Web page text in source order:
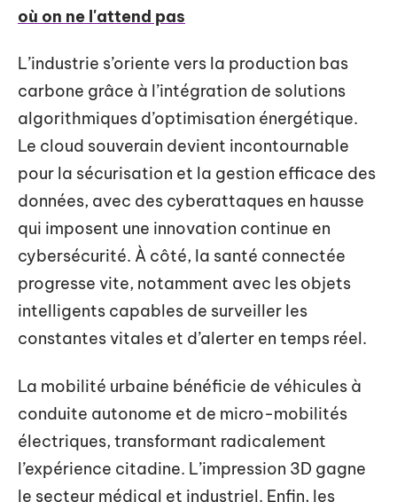
où on ne l'attend pas
L’industrie s’oriente vers la production bas
carbone grâce à l’intégration de solutions
algorithmiques d’optimisation énergétique.
Le cloud souverain devient incontournable
pour la sécurisation et la gestion efficace des
données, avec des cyberattaques en hausse
qui imposent une innovation continue en
cybersécurité. À côté, la santé connectée
progresse vite, notamment avec les objets
intelligents capables de surveiller les
constantes vitales et d’alerter en temps réel.
La mobilité urbaine bénéficie de véhicules à
conduite autonome et de micro-mobilités
électriques, transformant radicalement
l’expérience citadine. L’impression 3D gagne
le secteur médical et industriel. Enfin, les